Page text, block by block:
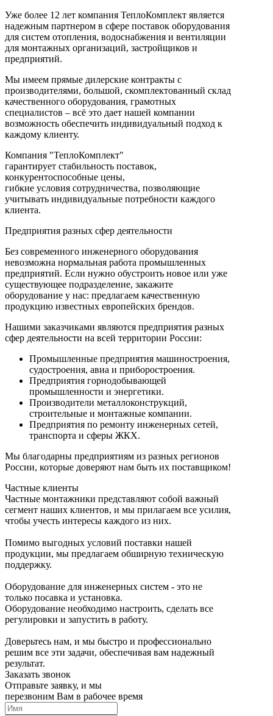
Уже более 12 лет компания ТеплоКомплект является
надежным партнером в сфере поставок оборудования
для систем отопления, водоснабжения и вентиляции
для монтажных организаций, застройщиков и
предприятий.
Мы имеем прямые дилерские контракты с
производителями, большой, скомплектованный склад
качественного оборудования, грамотных
специалистов – всё это дает нашей компании
возможность обеспечить индивидуальный подход к
каждому клиенту.
Компания "ТеплоКомплект"
гарантирует стабильность поставок,
конкурентоспособные цены,
гибкие условия сотрудничества, позволяющие
учитывать индивидуальные потребности каждого
клиента.
Предприятия разных сфер деятельности
Без современного инженерного оборудования
невозможна нормальная работа промышленных
предприятий. Если нужно обустроить новое или уже
существующее подразделение, закажите
оборудование у нас: предлагаем качественную
продукцию известных европейских брендов.
Нашими заказчиками являются предприятия разных
сфер деятельности на всей территории России:
Промышленные предприятия машиностроения,
судостроения, авиа и приборостроения.
Предприятия горнодобывающей
промышленности и энергетики.
Производители металлоконструкций,
строительные и монтажные компании.
Предприятия по ремонту инженерных сетей,
транспорта и сферы ЖКХ.
Мы благодарны предприятиям из разных регионов
России, которые доверяют нам быть их поставщиком!
Частные клиенты
Частные монтажники представляют собой важный
сегмент наших клиентов, и мы прилагаем все усилия,
чтобы учесть интересы каждого из них.
Помимо выгодных условий поставки нашей
продукции, мы предлагаем обширную техническую
поддержку.
Оборудование для инженерных систем - это не
только посавка и установка.
Оборудование необходимо настроить, сделать все
регулировки и запустить в работу.
Доверьтесь нам, и мы быстро и профессионально
решим все эти задачи, обеспечивая вам надежный
результат.
Заказать звонок
Отправьте заявку, и мы
перезвоним Вам в рабочее время